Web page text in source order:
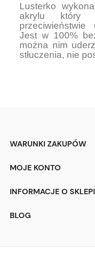
Lusterko
akrylu
Jest w 100%
można nim
stłuczenia, nie
WARUNKI ZAKUPÓW
MOJE KONTO
INFORMACJE O
BLOG